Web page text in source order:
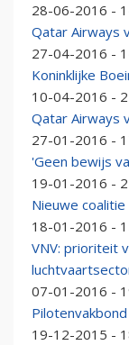
28-06-2016 -
Qatar Airways
27-04-2016 -
Koninklijke
10-04-2016 -
Qatar Airways
27-01-2016 -
'Geen bewijs
19-01-2016 -
Nieuwe
18-01-2016 -
VNV: prioriteit
07-01-2016 -
19-12-2015 -